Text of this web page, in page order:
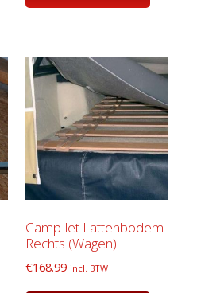
Camp-let Lattenbodem
Rechts (Wagen)
€168.99 incl. BTW